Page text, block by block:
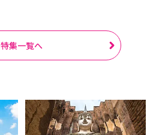
特集一覧へ